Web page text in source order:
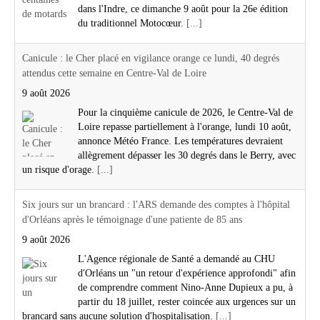
dans l'Indre, ce dimanche 9 août pour la 26e édition
du traditionnel Motocœur. [...]
Canicule : le Cher placé en vigilance orange ce lundi, 40 degrés
attendus cette semaine en Centre-Val de Loire
9 août 2026
Pour la cinquième canicule de 2026, le Centre-Val de
Loire repasse partiellement à l'orange, lundi 10 août,
annonce Météo France. Les températures devraient
allègrement dépasser les 30 degrés dans le Berry, avec
un risque d'orage. [...]
Six jours sur un brancard : l'ARS demande des comptes à l'hôpital
d'Orléans après le témoignage d'une patiente de 85 ans
9 août 2026
L'Agence régionale de Santé a demandé au CHU
d'Orléans un "un retour d'expérience approfondi" afin
de comprendre comment Nino-Anne Dupieux a pu, à
partir du 18 juillet, rester coincée aux urgences sur un
brancard sans aucune solution d'hospitalisation. [...]